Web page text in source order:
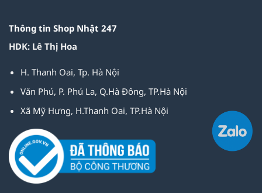
Thông tin Shop Nhật 247
HDK: Lê Thị Hoa
H. Thanh Oai, Tp. Hà Nội
Văn Phú, P. Phú La, Q.Hà Đông, TP.Hà Nội
Xã Mỹ Hưng, H.Thanh Oai, TP.Hà Nội